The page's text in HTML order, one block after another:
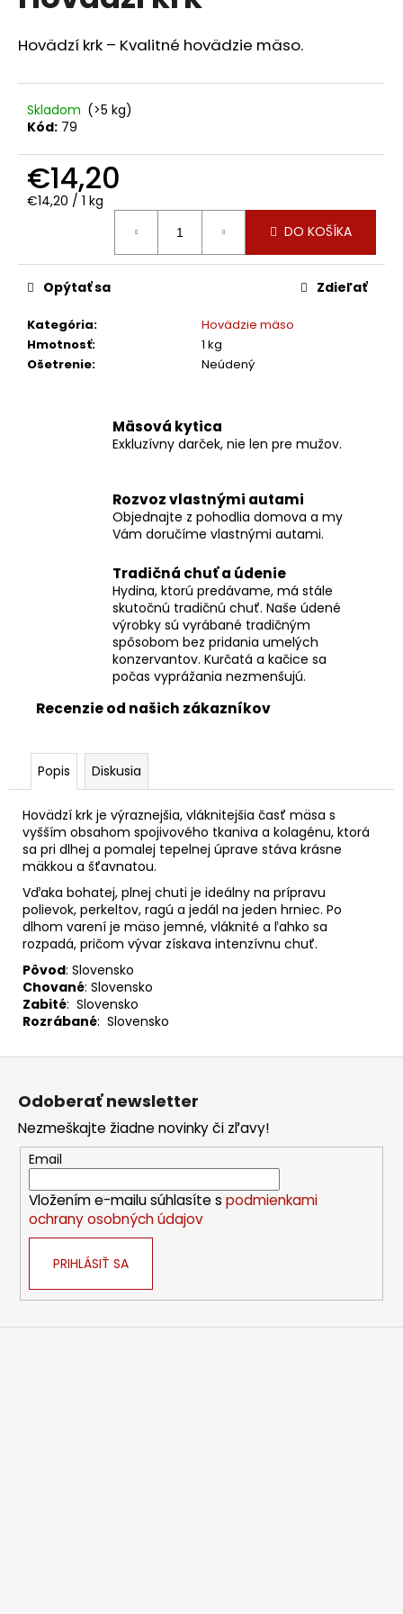
z
5Hovädzí krk – Kvalitné hovädzie mäso.
Skladom (>5 kg)
Kód: 79
€14,20
Jednotková
€14,20 / 1 kg
DO KOŠÍKA
Kategória:
Hovädzie mäso
Hmotnosť:
1 kg
Ošetrenie: Neúdený
Opýtať sa Zdieľať
Mäsová kytica
Exkluzívny darček, nie len pre mužov.
Rozvoz vlastnými autami
Objednajte z pohodlia domova a my
Vám doručíme vlastnými autami.
Tradičná chuť a údenie
Hydina, ktorú predávame, má stále
skutočnú tradičnú chuť. Naše údené
výrobky sú vyrábané tradičným
spôsobom bez pridania umelých
konzervantov. Kurčatá a kačice sa
počas vyprážania nezmenšujú.
Recenzie od našich zákazníkov
Popis Diskusia
Hovädzí krk je výraznejšia, vláknitejšia časť mäsa s
vyšším obsahom spojivového tkaniva a kolagénu, ktorá
sa pri dlhej a pomalej tepelnej úprave stáva krásne
mäkkou a šťavnatou.
Vďaka bohatej, plnej chuti je ideálny na prípravu
polievok, perkeltov, ragú a jedál na jeden hrniec. Po
dlhom varení je mäso jemné, vláknité a ľahko sa
rozpadá, pričom vývar získava intenzívnu chuť.
Pôvod: Slovensko
Chované: Slovensko
Zabité: Slovensko
Rozrábané: Slovensko
j
ť
?
HĽADAŤ
O
p
o
Z
Odoberať newsletter
Nezmeškajte žiadne novinky či zľavy!
Email
Vložením e-mailu súhlasíte s podmienkami
ochrany osobných údajov
PRIHLÁSIŤ SA